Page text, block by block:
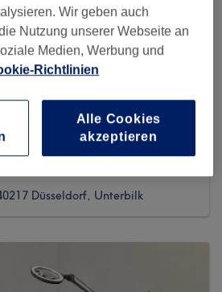
Beauty & Nail Lounge
Düsseldorf, Unterbilk
Wir geben auch
Nutzung unserer Webseite an
Medien, Werbung und
Richtlinien
Alle Cookies
akzeptieren